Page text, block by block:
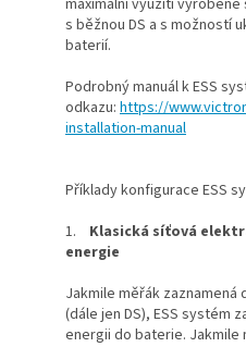
maximální využití
s běžnou DS a s možností
baterií.
Podrobný manuál k ESS
odkazu: https://
installation-manual
Příklady konfigurace ESS
1. Klasická síťová
energie
Jakmile měřák
(dále jen DS), ESS systém
energii do baterie. Jakmile